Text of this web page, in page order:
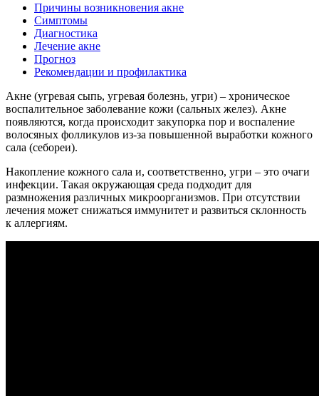
Причины возникновения акне
Симптомы
Диагностика
Лечение акне
Прогноз
Рекомендации и профилактика
Акне (угревая сыпь, угревая болезнь, угри) – хроническое
воспалительное заболевание кожи (сальных желез). Акне
появляются, когда происходит закупорка пор и воспаление
волосяных фолликулов из-за повышенной выработки кожного
сала (себореи).
Накопление кожного сала и, соответственно, угри – это очаги
инфекции. Такая окружающая среда подходит для
размножения различных микроорганизмов. При отсутствии
лечения может снижаться иммунитет и развиться склонность
к аллергиям.